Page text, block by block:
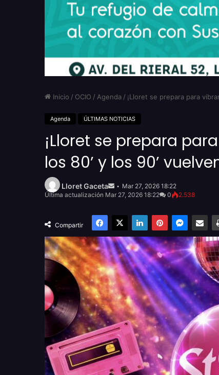
Inicio / OCIO / Agenda / ¡Lloret se prepara para
Agenda ÚLTIMAS NOTICIAS
¡Lloret se prepara
los 80’ y los 90’
Lloret Gaceta
emailMar 27, 2026 18:22
Última actualización Mar 27, 2026 18:22
0 2.538
Compartir
Facebook
X LinkedInPinterest Compartir